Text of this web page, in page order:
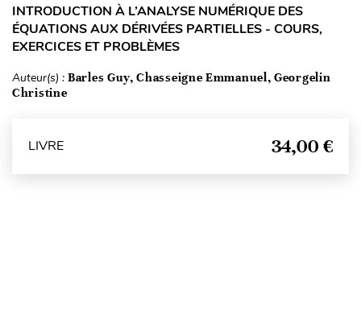
INTRODUCTION À L’ANALYSE NUMÉRIQUE DES
ÉQUATIONS AUX DÉRIVÉES PARTIELLES - COURS,
EXERCICES ET PROBLÈMES
Auteur(s) : Barles Guy, Chasseigne Emmanuel, Georgelin
Christine
LIVRE 34,00 €